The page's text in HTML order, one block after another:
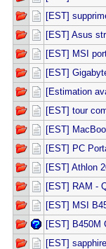
[EST]
[EST] Asus
[EST] MSI
[EST]
[Estimation
[EST] tour
[EST]
[EST] PC
[EST] Athlon
[EST] RAM -
[EST] MSI
[EST] B450M
[EST]